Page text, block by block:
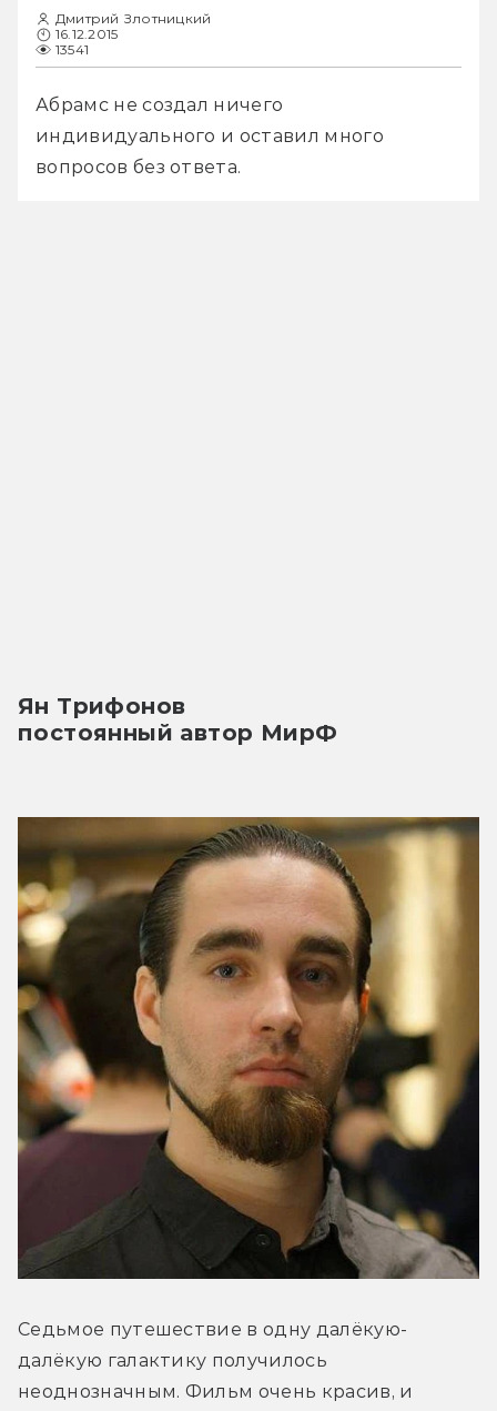
Дмитрий Злотницкий
16.12.2015
13541
Абрамс не создал ничего
индивидуального и оставил много
вопросов без ответа.
Ян Трифонов
постоянный автор МирФ
Седьмое путешествие в одну далёкую-
далёкую галактику получилось
неоднозначным. Фильм очень красив, и